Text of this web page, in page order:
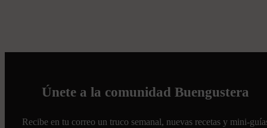
Únete a la comunidad Buengustera
Recibe en tu correo un truco semanal, nuevas recetas y mini-